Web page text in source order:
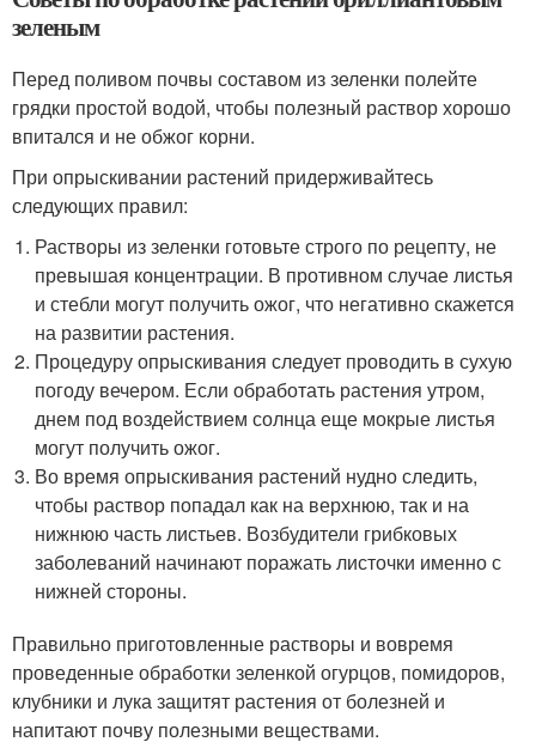
зеленым
Перед поливом почвы составом из зеленки полейте
грядки простой водой, чтобы полезный раствор хорошо
впитался и не обжог корни.
При опрыскивании растений придерживайтесь
следующих правил:
Растворы из зеленки готовьте строго по рецепту, не
превышая концентрации. В противном случае листья
и стебли могут получить ожог, что негативно скажется
на развитии растения.
Процедуру опрыскивания следует проводить в сухую
погоду вечером. Если обработать растения утром,
днем под воздействием солнца еще мокрые листья
могут получить ожог.
Во время опрыскивания растений нудно следить,
чтобы раствор попадал как на верхнюю, так и на
нижнюю часть листьев. Возбудители грибковых
заболеваний начинают поражать листочки именно с
нижней стороны.
Правильно приготовленные растворы и вовремя
проведенные обработки зеленкой огурцов, помидоров,
клубники и лука защитят растения от болезней и
напитают почву полезными веществами.